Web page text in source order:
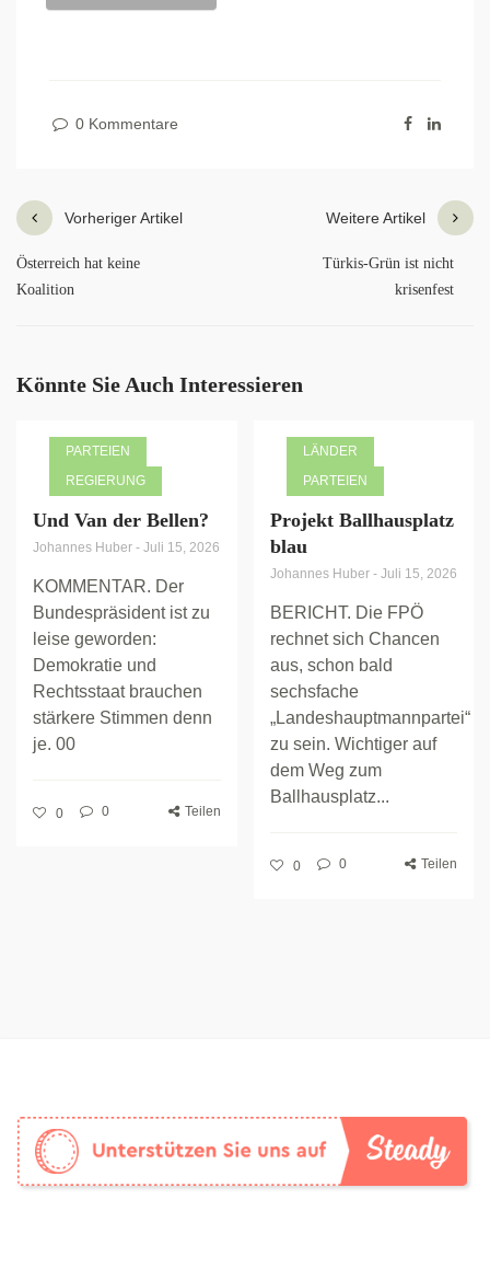
0 Kommentare
Vorheriger Artikel
Österreich hat keine
Koalition
Weitere Artikel
Türkis-Grün ist nicht
krisenfest
Könnte Sie Auch Interessieren
PARTEIEN
REGIERUNG
Und Van der Bellen?
Johannes Huber - Juli 15, 2026
KOMMENTAR. Der
Bundespräsident ist zu
leise geworden:
Demokratie und
Rechtsstaat brauchen
stärkere Stimmen denn
je. 00
0 0 Teilen
LÄNDER
PARTEIEN
Projekt Ballhausplatz
blau
Johannes Huber - Juli 15, 2026
BERICHT. Die FPÖ
rechnet sich Chancen
aus, schon bald
sechsfache
„Landeshauptmannpartei“
zu sein. Wichtiger auf
dem Weg zum
Ballhausplatz...
0 0 Teilen